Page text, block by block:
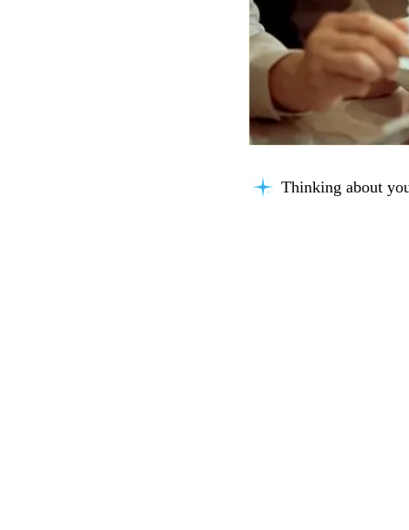
Thinking about